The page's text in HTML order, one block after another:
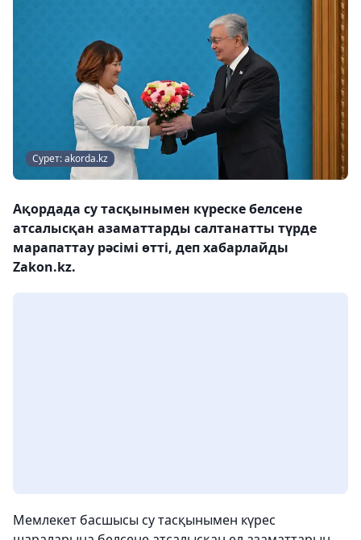
Сурет: akorda.kz
Ақордада су тасқынымен күреске белсене
атсалысқан азаматтарды салтанатты түрде
марапаттау рәсімі өтті, деп хабарлайды
Zakon.kz.
Мемлекет басшысы су тасқынымен күрес